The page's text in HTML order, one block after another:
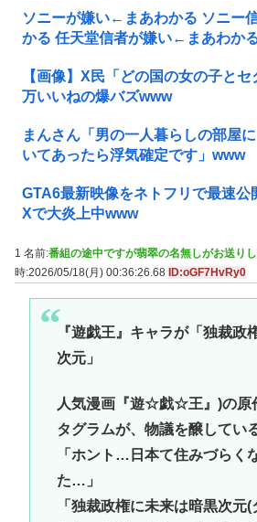
ソニーが嫌い←まあわかる ソニー
かる 任天堂信者が嫌い←まあわか
【画像】X民「どの国の女の子と
万いいねの爆バズwww
まんさん「男の一人暮らしの部屋
いてあったら浮気確定です」www
GTA6最新映像をネトフリで最速
Xで大炎上中www
1 名前:番組の途中ですが翡翠の名無しがお送り
時:2026/05/18(月) 00:36:26.68 ID:oGF7HvRy0
『遊戯王』キャラが「独裁政
次元」
人気漫画『遊☆戯☆王』)の原
タグラムが、物議を醸している
「ホント…日本て住みづらく
た…」
「独裁政権に未来は暗黒次元